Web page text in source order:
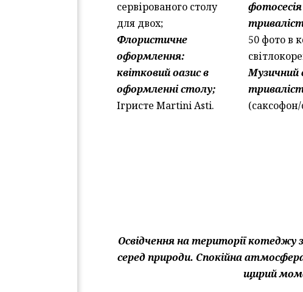
сервірованого столу
для двох;
Флористичне
оформлення:
квітковий оазис в
оформленні столу;
Ігристе Martini Asti.
фотосесія
50 фото в
Музичний
Освідчення на території
серед природи. Спокійна
щирий